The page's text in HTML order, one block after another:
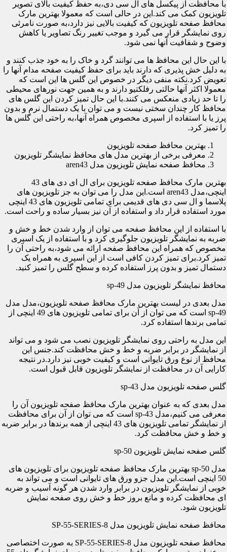
با محافظت از پیکسل های ال سی دی،به حفظ کیفیت بالای تصویر
تلویزیون کمک می کند.این در حالی است که معمولا بهترین مارک
محافظ صفحه تلویزیون که کیفیت بالایی نیز دارد،به صورت نامرئی
روی نمایشگر قرار می گیرد و موجب تغییر رنگ تصاویر یا کاهش
وضوح و شفافیت آنها نمی شود.
با این حال این محافظ ها می توانند گرد و خاک را به خود جذب کنند و
به دلیل خش پذیری که دارند باید برای حفظ کیفیت صفحه مدام آنها را
تعویض کرد.نکته منفی دیگر در خصوص این گلس ها این است که
معمولا اکثر آنها حالتی رفلکتیو دارند و به همین جهت نورهای محیطی
را تا حد زیادی منعکس می کنند.با این حال تمیز کردن این گلس های
محافظ کار چندان سختی نیست و می توان با یک دستمال نرم و بدون
پرز یا با استفاده از اسپری مخصوص همراه آنها،به راحتی این گلس ها
را تمیز کرد.
بهترین محافظ صفحه تلویزیون
معرفی برخی از بهترین مدل های محافظ نمایشگر تلویزیون
محافظ صفحه نمایش تلویزیون مدل aren43
بهترین مارک محافظ صفحه تلویزیون برای ال ای دی های 43
اینچی،مدل aren43 است.این مدل را می توان به جز تلویزیون های
پلاسما و ال سی دی های قدیمی برای تمامی تلویزیون های 43 اینچی
مورد استفاده قرار داد و استفاده از آن نیز بسیار ساده و راحت است.
با استفاده از این محافظ صفحه می توان از وارد شدن خط و خش و
ضربه به نمایشگر تلویزیون جلوگیری کرد و با استفاده از یک اسپری
مخصوص که همراه این محافظ صفحه ارائه می شود،به راحتی آن را
تمیز کرد.برای تمیز کردن کافی است از این اسپری به همراه یک
دستمال تمیز و بدون پرز استفاده کرده و سطح گلس را تمیز کنید.
محافظ نمایشگر تلویزیون مدل sp-49
مدل بعدی در لیست بهترین مارک محافظ صفحه تلویزیون،مدل مدل
sp-49 است که می توان از آن برای تمامی تلویزیون های 49 اینچی از
تمامی برندها استفاده کرد.
این مدل به راحتی روی نمایشگر تلویزیون نصب می شود و می تواند
از نمایشگر در برابر ضربه و خط و خش محافظت کند.جنس این
محافظ از نوع ورق تایوانی است و کیفیت خوبی نیز دارد.در نتیجه
کارایی آن در محافظت از نمایشگر تلویزیون قابل قبول است.
گلس صفحه تلویزیون مدل sp-43
مدل بعدی که به عنوان بهترین مارک محافظ صفحه تلویزیون آن را
معرفی می کنیم،مدل sp-43 است که می توان از آن برای محافظت
از نمایشگر تمامی تلویزیون های 43 اینچی از همه برندها در برابر ضربه
و خط و خش محافظت کرد.
گلس صفحه نمایش تلویزیون sp-50
مدل sp-50 بهترین مارک محافظ صفحه تلویزیون برای تلویزیون های
50 اینچی است.این مدل جزو ورق های تایوانی است و می تواند به
خوبی از نمایشگر تلویزیون در برابر وارد شدن هر گونه آسیب و ضربه
ای محافظت کرده و مانع بروز خط و خش روی صفحه نمایش
تلویزیون شود.
محافظ صفحه نمایش تلویزیون مدل SP-55-SERIES-8
محافظ صفحه تلویزیون مدل SP-55-SERIES-8 به صورت اختصاصی